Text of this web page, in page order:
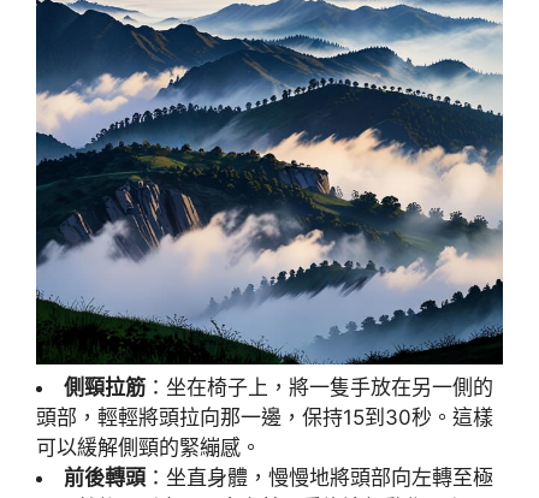
側頸拉筋 ：坐在椅子上，將一隻手放在另一側的
頭部，輕輕將頭拉向那一邊，保持15到30秒。這樣
可以緩解側頸的緊繃感。
前後轉頭 ：坐直身體，慢慢地將頭部向左轉至極